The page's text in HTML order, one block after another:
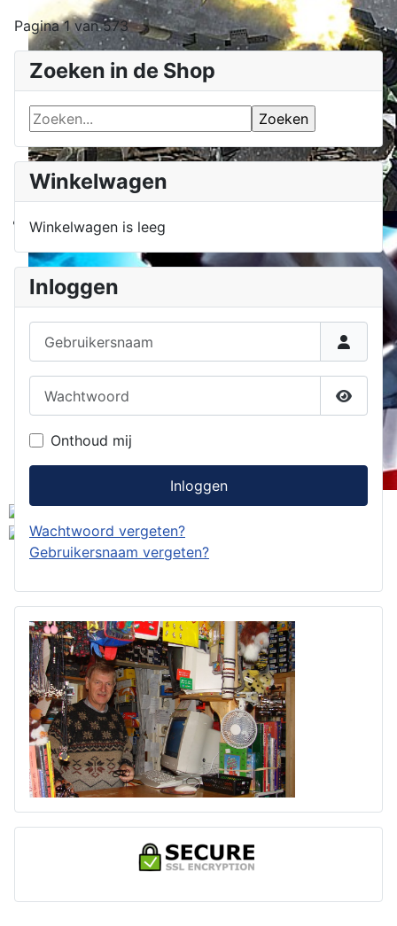
Zoeken in de Shop
Winkelwagen
Winkelwagen is leeg
Inloggen
Toon
Onthoud mij
Inloggen
Wachtwoord vergeten?
Gebruikersnaam vergeten?
Pagina 1 van 573